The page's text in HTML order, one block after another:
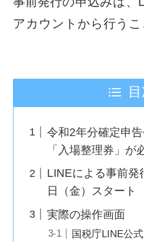
アカウントから行うこ
令和2年分確定申
「入場整理券」が
LINEによる事前発
日（金）スタート
実際の操作画面
国税庁LINE公